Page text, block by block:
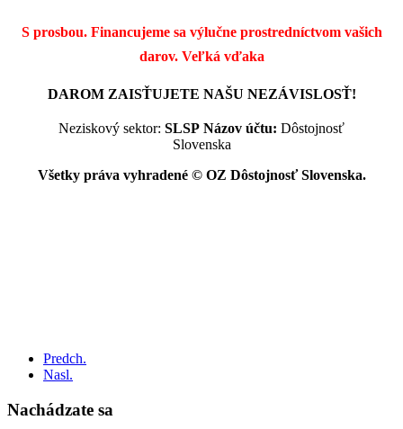
S prosbou. Financujeme sa výlučne prostredníctvom vašich
darov. Veľká vďaka
DAROM ZAISŤUJETE NAŠU NEZÁVISLOSŤ!
Neziskový sektor: SLSP Názov účtu: Dôstojnosť
Slovenska
Všetky práva vyhradené © OZ Dôstojnosť Slovenska.
Predch.
Nasl.
Nachádzate sa